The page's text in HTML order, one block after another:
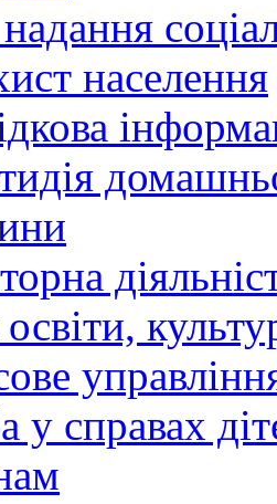
населення
освіти,
у справах